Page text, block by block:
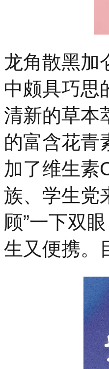
龙角散黑加
中颇具巧思
清新的草本
的富含花青
加了维生素
族、学生党
顾”一下双
生又便携。